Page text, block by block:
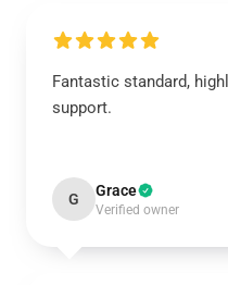
Fantastic standard,
support.
G Grace
Verified owner